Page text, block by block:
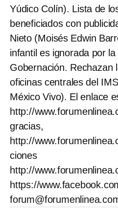
Yúdico Colín). Lista de
beneficiados con
Nieto (Moisés Edwin
infantil es ignorada por
Gobernación. Rechazan
oficinas centrales del
México Vivo). El enlace
http://
gracias,
http://
ciones
http://
https://